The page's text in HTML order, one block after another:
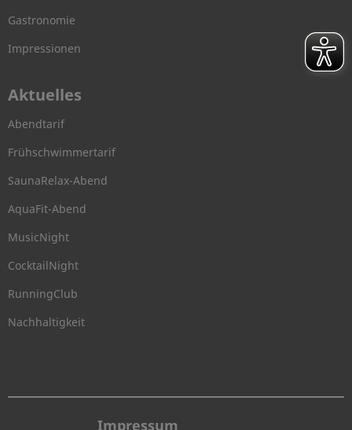
Gastronomie
Impressionen
Aktuelles
Abendtarif
Frühschwimmertarif
SaunaRelax-Abend
AquaFit-Abend
MusicNight
CocktailNight
RunningClub
Nachhaltigkeit
Impressum